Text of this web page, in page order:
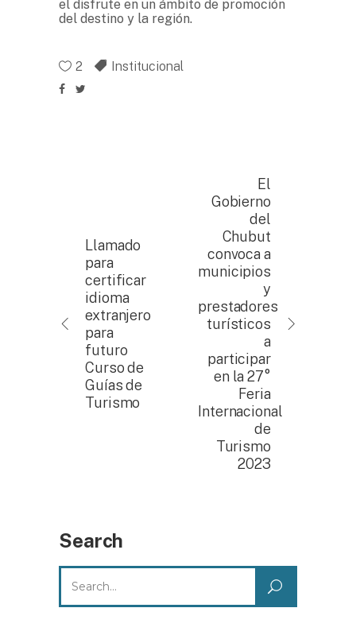
el disfrute en un ámbito de promoción
del destino y la región.
2 Institucional
Llamado
para
certificar
idioma
extranjero
para
futuro
Curso de
Guías de
Turismo
El
Gobierno
del
Chubut
convoca a
municipios
y
prestadores
turísticos
a
participar
en la 27°
Feria
Internacional
de
Turismo
2023
Search
Search
for: